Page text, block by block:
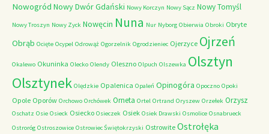
Nowogród Nowy Dwór Gdański Nowy Korczyn Nowy Sącz Nowy Tomyśl
Nowy Troszyn Nowy Zyck Nowęcin Nuna Nur Nyborg Obierwia Obroki Obryte
Obrąb Ocięte Ocypel Odrowąż Ogorzelnik Ogrodzieniec Ojerzyce Ojrzeń
Okalewo Okuninka Olecko Olendy Oleszno Olpuch Olszewka Olsztyn
Olsztynek Olędzkie Opalenica Opaleń Opinogóra Opoczno Opoki
Opole Oporów Orchowo Orchówek Orneta Ortel Ortrand Oryszew Orzełek Orzysz
Oschatz Osie Osieck Osiecko Osieczek Osiek Osiek Drawski Osmolice Osnabrueck
Ostroróg Ostroszowice Ostrowiec Świętokrzyski Ostrowite Ostrołęka